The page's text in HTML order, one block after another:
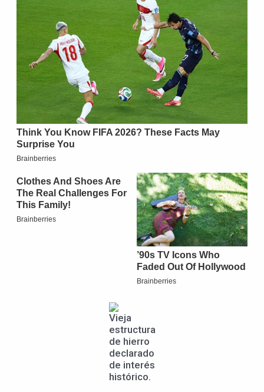
Vieja
estructura
de hierro
declarado
de interés
histórico.